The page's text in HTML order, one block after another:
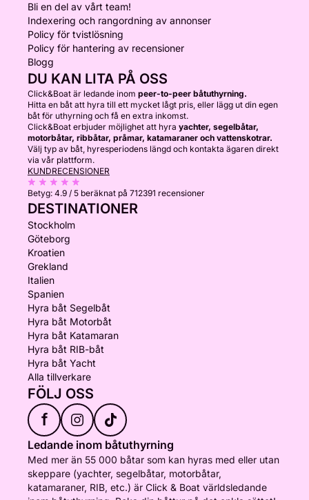
Bli en del av vårt team!
Indexering och rangordning av annonser
Policy för tvistlösning
Policy för hantering av recensioner
Blogg
DU KAN LITA PÅ OSS
Click&Boat är ledande inom peer-to-peer båtuthyrning.
Hitta en båt att hyra till ett mycket lågt pris, eller lägg ut din egen
båt för uthyrning och få en extra inkomst.
Click&Boat erbjuder möjlighet att hyra yachter, segelbåtar,
motorbåtar, ribbåtar, pråmar, katamaraner och vattenskotrar.
Välj typ av båt, hyresperiodens längd och kontakta ägaren direkt
via vår plattform.
KUNDRECENSIONER
Betyg: 4.9 / 5 beräknat på 712391 recensioner
DESTINATIONER
Stockholm
Göteborg
Kroatien
Grekland
Italien
Spanien
Hyra båt Segelbåt
Hyra båt Motorbåt
Hyra båt Katamaran
Hyra båt RIB-båt
Hyra båt Yacht
Alla tillverkare
FÖLJ OSS
f
Ledande inom båtuthyrning
Med mer än 55 000 båtar som kan hyras med eller utan
skeppare (yachter, segelbåtar, motorbåtar,
katamaraner, RIB, etc.) är Click & Boat världsledande